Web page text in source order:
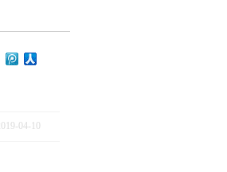
- 04- 10